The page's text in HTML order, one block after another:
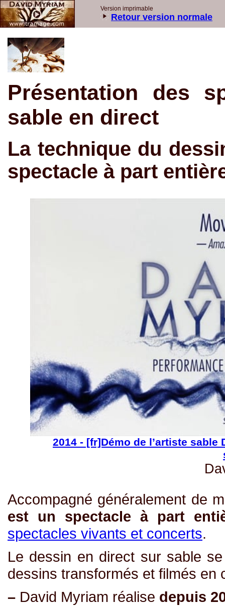
Présentation des
sable en direct
La technique du
spectacle à part
2014 - [fr]Démo de l’artiste
Accompagné généralement de
est un spectacle à part
spectacles vivants et concerts.
Le dessin en direct sur sable
dessins transformés et filmés en
– David Myriam réalise depuis
Version imprimable
Retour version normale